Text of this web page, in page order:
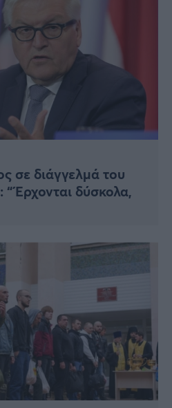
σε διάγγελμά του
“Έρχονται δύσκολα,